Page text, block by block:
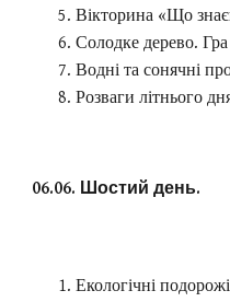
Вікторина «Що
Солодке дерево.
Водні та сонячні
Розваги літнього
06.06. Шостий день.
Екологічні